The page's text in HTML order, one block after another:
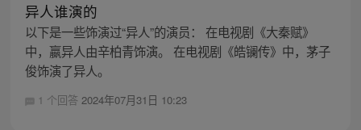
异人谁演的
以下是一些饰演过“异人”的演员： 在电视剧《大秦赋》
中，嬴异人由辛柏青饰演。 在电视剧《皓镧传》中，茅子
俊饰演了异人。
1 个回答 2024年07月31日 10:23